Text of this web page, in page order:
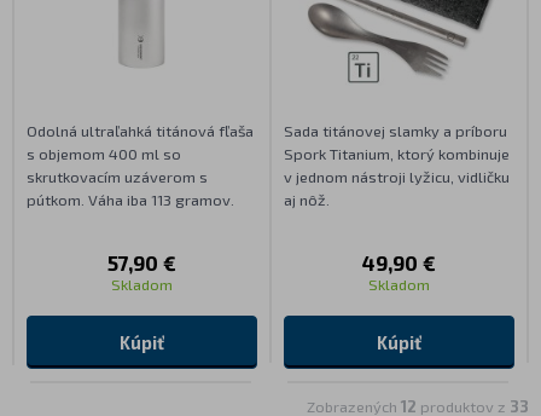
Odolná ultraľahká titánová fľaša
s objemom 400 ml so
skrutkovacím uzáverom s
pútkom. Váha iba 113 gramov.
57,90 €
Skladom
Kúpiť
Sada titánovej slamky a príboru
Spork Titanium, ktorý kombinuje
v jednom nástroji lyžicu, vidličku
aj nôž.
49,90 €
Skladom
Kúpiť
Zobrazených 12 produktov z 33